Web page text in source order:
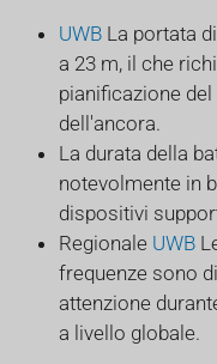
UWB La portata
a 23 m, il che
pianificazione
dell'ancora.
La durata della
notevolmente in
dispositivi
Regionale UWB
frequenze sono
attenzione
a livello globale.